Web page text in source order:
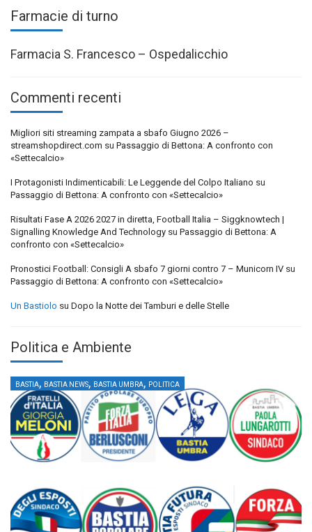
Farmacie di turno
Farmacia S. Francesco – Ospedalicchio
Commenti recenti
Migliori siti streaming zampata a sbafo Giugno 2026 –
streamshopdirect.com su Passaggio di Bettona: A confronto con
«Settecalcio»
I Protagonisti Indimenticabili: Le Leggende del Colpo Italiano su
Passaggio di Bettona: A confronto con «Settecalcio»
Risultati Fase A 2026 2027 in diretta, Football Italia – Siggknowtech |
Signalling Knowledge And Technology su Passaggio di Bettona: A
confronto con «Settecalcio»
Pronostici Football: Consigli A sbafo 7 giorni contro 7 – Municorn IV su
Passaggio di Bettona: A confronto con «Settecalcio»
Un Bastiolo su Dopo la Notte dei Tamburi e delle Stelle
Politica e Ambiente
BASTIA, BASTIA NEWS, BASTIA UMBRA, POLITICA